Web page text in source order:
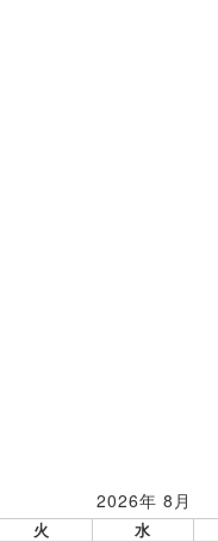
2026年 8月
火 水